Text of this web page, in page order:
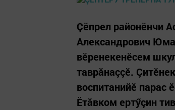
Çӗпрел районӗнчи
Александрович
вӗренекенӗсем
таврăнаççӗ.
воспитанийӗ парас
Ӗтăвком ертӳçин